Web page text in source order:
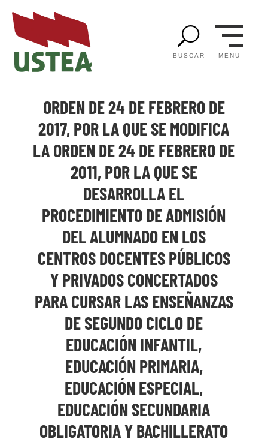
U
BUSCAR MENU
ORDEN DE 24 DE FEBRERO DE
2017, POR LA QUE SE MODIFICA
LA ORDEN DE 24 DE FEBRERO DE
2011, POR LA QUE SE
DESARROLLA EL
PROCEDIMIENTO DE ADMISIÓN
DEL ALUMNADO EN LOS
CENTROS DOCENTES PÚBLICOS
Y PRIVADOS CONCERTADOS
PARA CURSAR LAS ENSEÑANZAS
DE SEGUNDO CICLO DE
EDUCACIÓN INFANTIL,
EDUCACIÓN PRIMARIA,
EDUCACIÓN ESPECIAL,
EDUCACIÓN SECUNDARIA
OBLIGATORIA Y BACHILLERATO